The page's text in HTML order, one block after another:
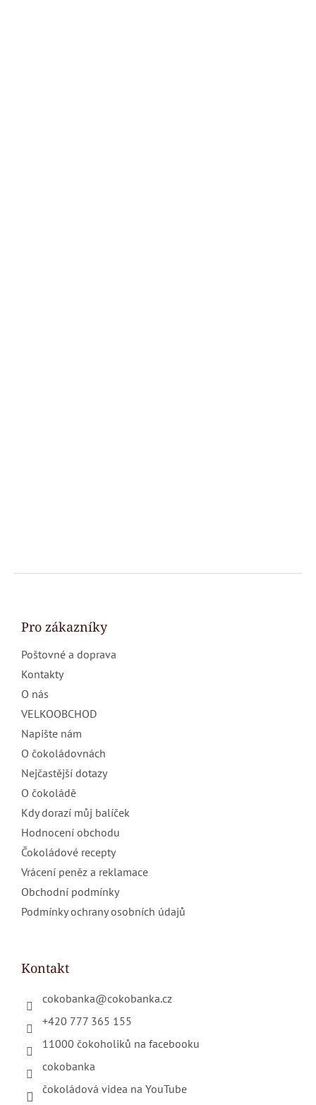
Z
Pro zákazníky
Poštovné a doprava
Kontakty
O nás
VELKOOBCHOD
Napište nám
O čokoládovnách
Nejčastější dotazy
O čokoládě
Kdy dorazí můj balíček
Hodnocení obchodu
Čokoládové recepty
Vrácení peněz a reklamace
Obchodní podmínky
Podmínky ochrany osobních údajů
Kontakt
cokobanka@cokobanka.cz
+420 777 365 155
11000 čokoholiků na facebooku
cokobanka
čokoládová videa na YouTube